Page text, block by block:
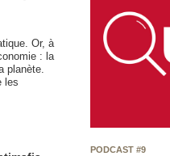
Or, à
: la
planète.
les
PODCAST #9